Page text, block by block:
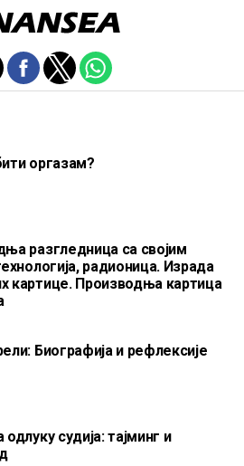
оргазам?
разгледница са својим
радионица. Израда
картице. Производња картица
Биографија и рефлексије
судија: тајминг и